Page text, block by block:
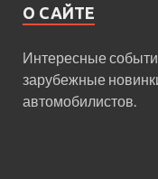
О САЙТЕ
Интересные
зарубежные
автомобилистов.